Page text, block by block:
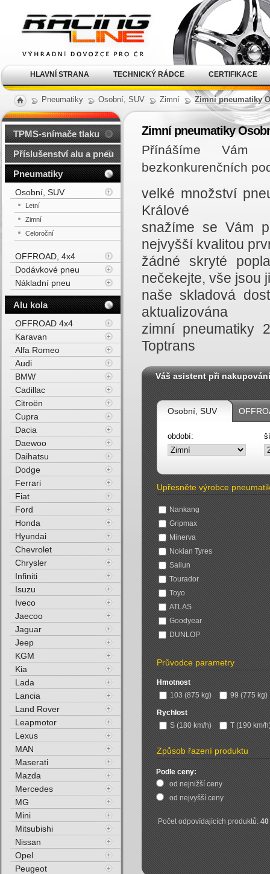
Pneumatiky Osobní, SUV Zimní Zimní pneumatiky
Zimní pneumatiky
Přínášíme Vám
bezkonkurenčních
velké množství
Králové
snažíme se Vám
nejvyšší kvalitou
žádné skryté
nečekejte, vše jsou
naše skladová
aktualizována
zimní pneumatiky
Toptrans
Váš asistent při nakupování
Osobní, SUV
období:
Upřesněte výrobce
Nankang
Gripmax
Minerva
Nokian Tyres
Sailun
Tourador
Toyo
ATLAS
Goodyear
DUNLOP
Průvodce parametry
Hmotnost
103 (875 kg)
99 (775 kg)
Rychlost
S (180 km/h)
T (190 km/
Způsob řazení produktu
Podle ceny:
od nejnižší ceny
od nejvyšší ceny
Počet odpovídajících produktů:40
TPMS-snímače tlaku
Příslušenství alu a pneu
Pneumatiky
Osobní, SUV
Letní
Zimní
Celoroční
OFFROAD, 4x4
Dodávkové pneu
Nákladní pneu
Alu kola
OFFROAD 4x4
Karavan
Alfa Romeo
Audi
BMW
Cadillac
Citroën
Cupra
Dacia
Daewoo
Daihatsu
Dodge
Ferrari
Fiat
Ford
Honda
Hyundai
Chevrolet
Chrysler
Infiniti
Isuzu
Iveco
Jaecoo
Jaguar
Jeep
KGM
Kia
Lada
Lancia
Land Rover
Leapmotor
Lexus
MAN
Maserati
Mazda
Mercedes
MG
Mini
Mitsubishi
Nissan
Opel
Peugeot
kola Racing Line
HLAVNÍ STRANA TECHNICKÝ RÁDCE CERTIFIKACE